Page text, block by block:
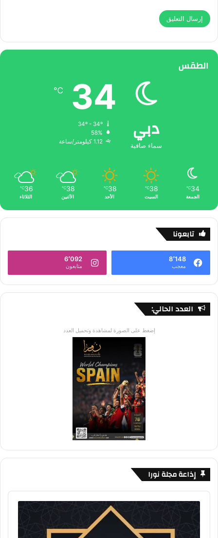
الطقس
دبي
سماء صافية
34
℃
58%
1.12 كيلومتر/ساعة
34
℃
الجمعة
38
℃
السبت
38
℃
الأحد
38
℃
الأثنين
36
℃
الثلاثاء
تابعونا
8٬148
معجب
6٬092
متابعون
العدد الحالي:
إضغط على الصورة لمشاهدة وتحميل العدد
إذاعة مجلة نورا
Audio
Player